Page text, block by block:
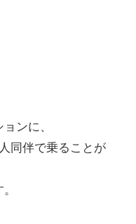
ンに、
同伴で乗ることが